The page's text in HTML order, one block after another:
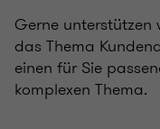
Gerne unterstützen
das Thema
einen für Sie
komplexen Thema.